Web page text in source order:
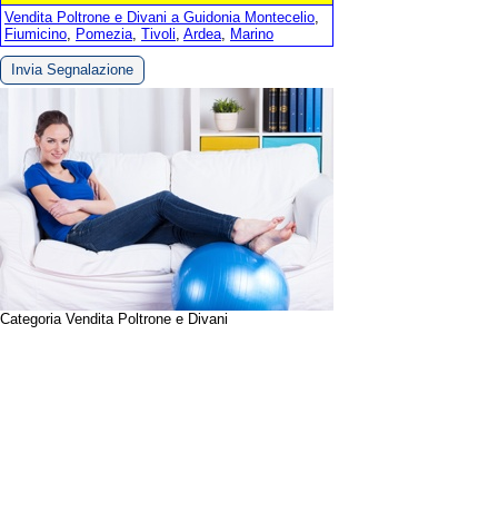
Vendita Poltrone e Divani a Guidonia Montecelio,
Fiumicino, Pomezia, Tivoli, Ardea, Marino
Invia Segnalazione
Categoria Vendita Poltrone e Divani